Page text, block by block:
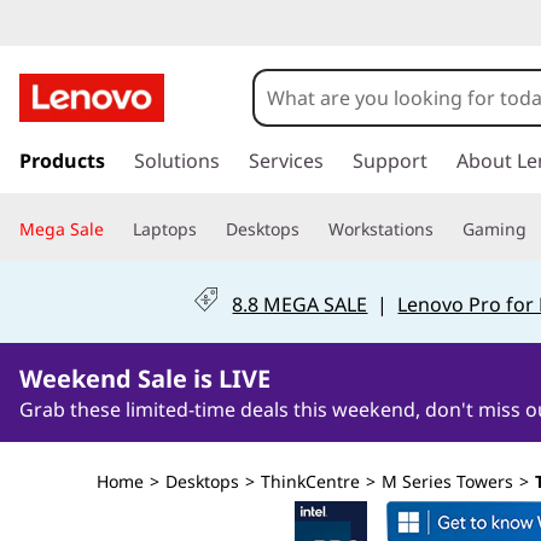
e
n
o
v
T
h
i
k
t
i
n
c
o
Products Solutions Services Support About
Mega Sale Laptops Desktops Workstations Gaming
8.8 MEGA SALE | Lenovo Pro for
Weekend Sale is LIVE
Grab these limited-time deals this weekend, don't miss
2Days6Hours32Minutes1Seconds
Home > Desktops > ThinkCentre > M Series Towers >